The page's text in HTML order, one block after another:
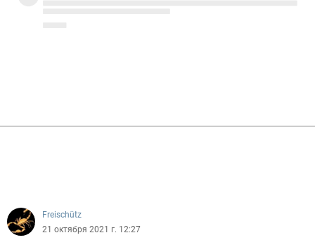
Freischütz
21 октября 2021 г. 12:27